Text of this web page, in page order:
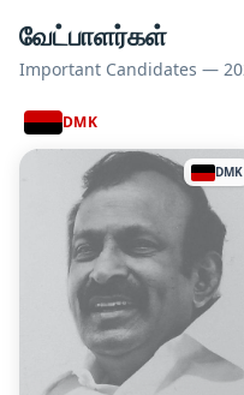
வேட்பாளர்கள்
Important Candidates —
DMK
DMK